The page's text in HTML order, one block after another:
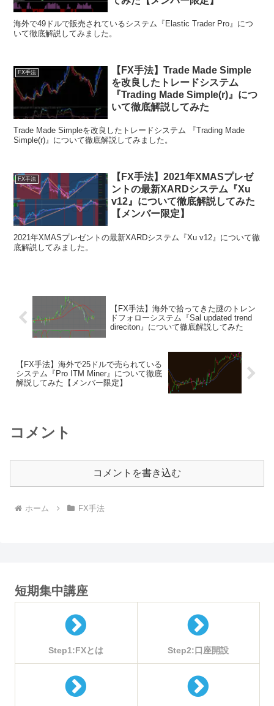
海外で49ドルで販売されているシステム『Elastic Trader Pro』につ
いて徹底解説してみました。
FX手法
【FX手法】Trade Made Simple
を改良したトレードシステム
『Trading Made Simple(r)』につ
いて徹底解説してみた
Trade Made Simpleを改良したトレードシステム 『Trading Made
Simple(r)』について徹底解説してみました。
FX手法
【FX手法】2021年XMASプレゼ
ントの最新XARDシステム『Xu
v12』について徹底解説してみた
【メンバー限定】
2021年XMASプレゼントの最新XARDシステム『Xu v12』について徹
底解説してみました。
【FX手法】海外で拾ってきた謎のトレン
ドフォローシステム『Sal updated trend
direciton』について徹底解説してみた
【FX手法】海外で25ドルで売られている
システム『Pro ITM Miner』について徹底
解説してみた【メンバー限定】
コメント
コメントを書き込む
ホーム FX手法
短期集中講座
Step1:FXとは Step2:口座開設